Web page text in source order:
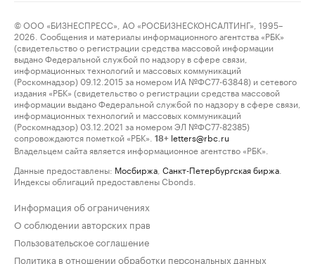
© ООО «БИЗНЕСПРЕСС», АО «РОСБИЗНЕСКОНСАЛТИНГ», 1995–
2026. Сообщения и материалы информационного агентства «РБК»
(свидетельство о регистрации средства массовой информации
выдано Федеральной службой по надзору в сфере связи,
информационных технологий и массовых коммуникаций
(Роскомнадзор) 09.12.2015 за номером ИА №ФС77-63848) и сетевого
издания «РБК» (свидетельство о регистрации средства массовой
информации выдано Федеральной службой по надзору в сфере связи,
информационных технологий и массовых коммуникаций
(Роскомнадзор) 03.12.2021 за номером ЭЛ №ФС77-82385)
сопровождаются пометкой «РБК».
18+ letters@rbc.ru
Владельцем сайта является информационное агентство «РБК».
Данные предоставлены: Мосбиржа Санкт-Петербургская биржа
Индексы облигаций предоставлены Cbonds.
Информация об ограничениях
О соблюдении авторских прав
Пользовательское соглашение
Политика в отношении обработки персональных данных